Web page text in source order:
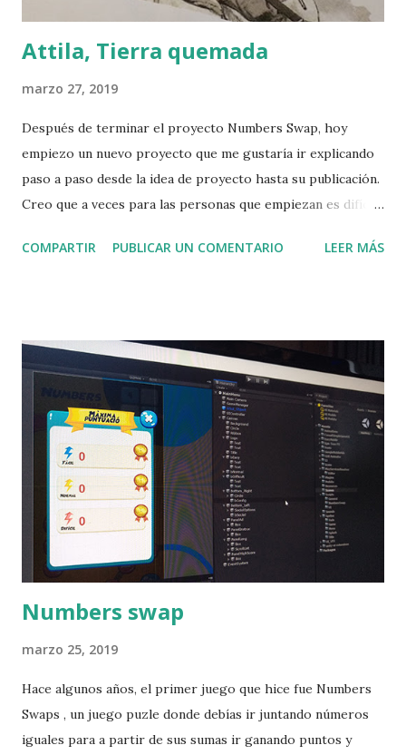
Attila, Tierra quemada
marzo 27, 2019
Después de terminar el proyecto Numbers Swap, hoy
empiezo un nuevo proyecto que me gustaría ir explicando
paso a paso desde la idea de proyecto hasta su publicación.
Creo que a veces para las personas que empiezan es difícil
focalizamos en las partes que más nos gustan o nos
hoja cuadriculada y un bolígrafo. Hacía un cuadrado de 8x8 y
llenaba los cuadritos interiores con números haciendo el
salto del caballo del ajedrez. El problema del caballo ha
despertado el interés de muchos matemáticos a lo largo de
la historia. Uno de los más famosos que halló solución al
enigma fue el mejor matemático del siglo XVIII, el suizo
Leonhart Euler. Este problema matemático consiste en
recorrer un tablero de ajedrez recorriendo todas las
casillas utilizando u...
COMPARTIR PUBLICAR UN COMENTARIO LEER MÁS
Numbers swap
marzo 25, 2019
Hace algunos años, el primer juego que hice fue Numbers
Swaps , un juego puzle donde debías ir juntando números
iguales para a partir de sus sumas ir ganando puntos y